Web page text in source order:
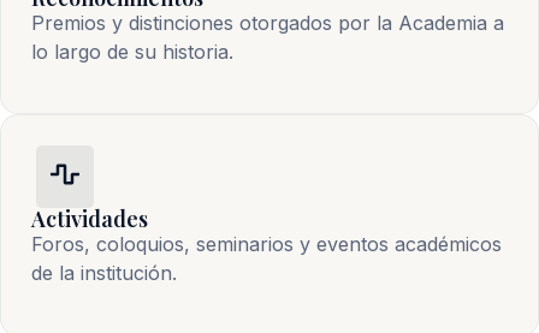
Premios y distinciones otorgados por la Academia a
lo largo de su historia.
Actividades
Foros, coloquios, seminarios y eventos académicos
de la institución.